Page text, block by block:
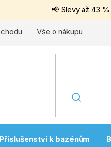
📢 Slevy až 43 %
Vše o nákupu
Příslušenství k bazénům